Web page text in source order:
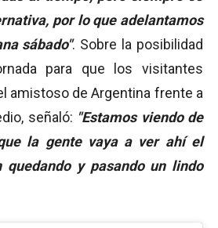
por lo que adelantamos
sábado". Sobre la posibilidad
para que los visitantes
amistoso de Argentina frente a
señaló: "Estamos viendo de
la gente vaya a ver ahí el
y pasando un lindo